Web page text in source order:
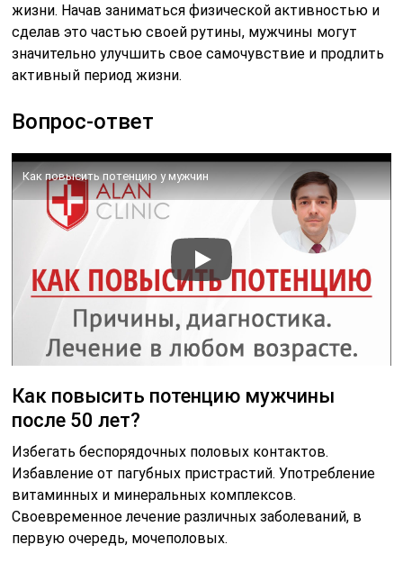
жизни. Начав заниматься физической активностью и
сделав это частью своей рутины, мужчины могут
значительно улучшить свое самочувствие и продлить
активный период жизни.
Вопрос-ответ
Как повысить потенцию у мужчин
Как повысить потенцию мужчины
после 50 лет?
Избегать беспорядочных половых контактов.
Избавление от пагубных пристрастий. Употребление
витаминных и минеральных комплексов.
Своевременное лечение различных заболеваний, в
первую очередь, мочеполовых.